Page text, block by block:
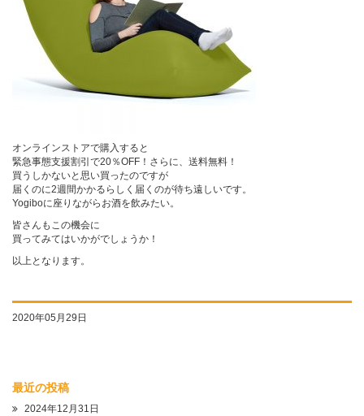
オンラインストアで購入すると
緊急事態支援割引で20％OFF！さらに、送料無料！
買うしかないと思い買ったのですが
届くのに2週間かかるらしく届くのが待ち遠しいです。
Yogiboに座りながらお酒を飲みたい。
皆さんもこの機会に
買ってみてはいかがでしょうか！
以上となります。
2020年05月29日
最近の投稿
2024年12月31日